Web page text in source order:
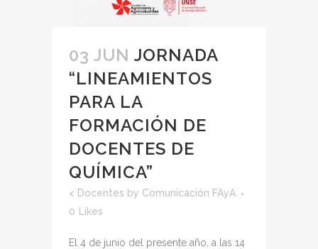
03 JUN JORNADA
“LINEAMIENTOS
PARA LA
FORMACIÓN DE
DOCENTES DE
QUÍMICA”
< Docentes by Comunicación FAyA
0
Likes
El 4 de junio del presente año, a las 14